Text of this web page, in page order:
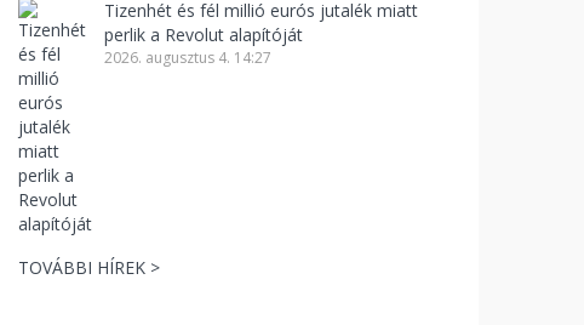
Tizenhét és fél millió eurós jutalék miatt
perlik a Revolut alapítóját
2026. augusztus 4. 14:27
TOVÁBBI HÍREK >